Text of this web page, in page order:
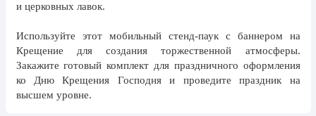
9 мая, День Победы
24 мая, День славянской
письменности и культуры
1 июня, День защиты детей
и церковных лавок.
Используйте этот мобильный стенд-паук с баннером на
Крещение для создания торжественной атмосферы.
Закажите готовый комплект для праздничного оформления
ко Дню Крещения Господня и проведите праздник на
высшем уровне.